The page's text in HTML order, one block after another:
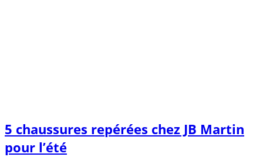
5 chaussures repérées chez JB Martin
pour l’été